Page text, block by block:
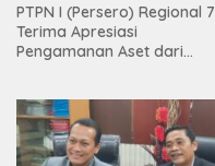
PTPN I (Persero) Regional 7
Terima Apresiasi
Pengamanan Aset dari